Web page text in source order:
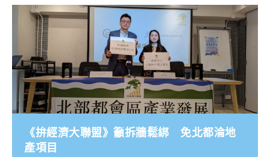
《拚經濟大聯盟》籲拆牆鬆綁 免北都淪地
產項目